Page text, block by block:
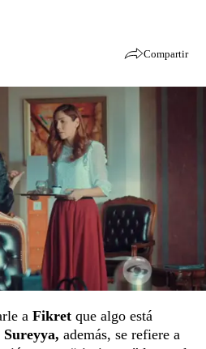
Compartir
a Fikret que algo está
Sureyya, además, se refiere a